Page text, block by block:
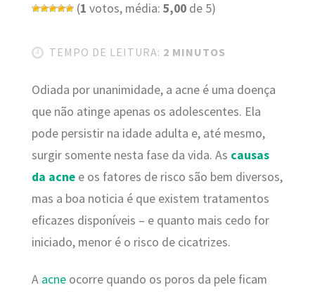
(1 votos, média: 5,00de 5)
TEMPO DE LEITURA: 2 MINUTOS
Odiada por unanimidade, a acne é uma doença
que não atinge apenas os adolescentes. Ela
pode persistir na idade adulta e, até mesmo,
surgir somente nesta fase da vida. As causas
da acnee os fatores de risco são bem diversos,
mas a boa noticia é que existem tratamentos
eficazes disponíveis – e quanto mais cedo for
iniciado, menor é o risco de cicatrizes.
A acneocorre quando os poros da pele ficam